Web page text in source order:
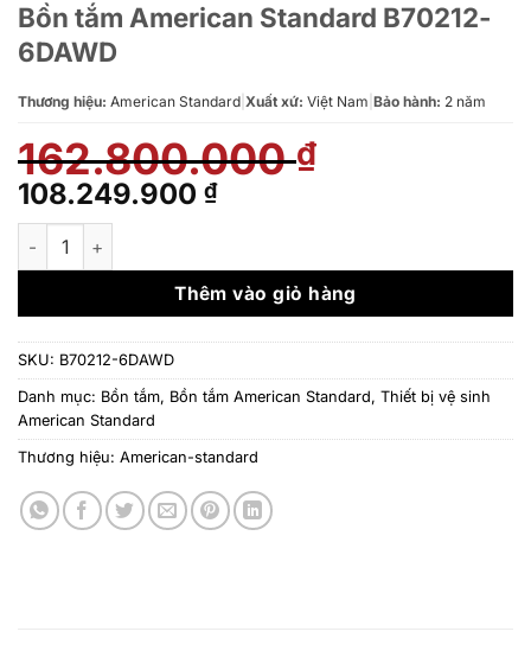
Bồn tắm American Standard B70212-
6DAWD
Thương hiệu: American Standard Xuất xứ: Việt Nam Bảo hành: 2 năm
162.800.000₫
Giá
gốc
là:
162.800.000 ₫.
108.249.900 ₫Giá
là:
108.249.900 ₫.
Bồn tắm American Standard B70212-6DAWD số lượng
Thêm vào giỏ hàng
SKU: B70212-6DAWD
Danh mục: Bồn tắm, Bồn tắm American Standard, Thiết bị vệ sinh
American Standard
Thương hiệu: American-standard